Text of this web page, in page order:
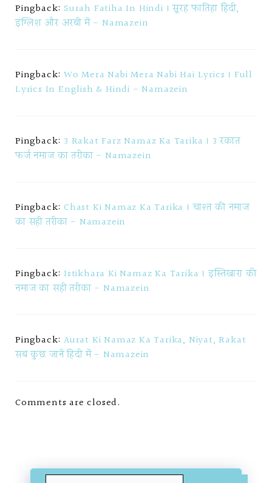
Pingback: Surah Fatiha In Hindi । सूरह फातिहा हिंदी,
इंग्लिश और अरबी में - Namazein
Pingback:Wo Mera Nabi Mera Nabi Hai Lyrics । Full
Lyrics In English & Hindi - Namazein
Pingback: 3 Rakat Farz Namaz Ka Tarika । 3 रकात
फर्ज नमाज का तरीका - Namazein
Pingback: Chast Ki Namaz Ka Tarika । चाश्त की नमाज
का सही तरीका - Namazein
Pingback: Istikhara Ki Namaz Ka Tarika । इस्तिखारा की
नमाज का सही तरीका - Namazein
Pingback:Aurat Ki Namaz Ka Tarika, Niyat, Rakat
सब कुछ जानें हिंदी में - Namazein
Comments are closed.